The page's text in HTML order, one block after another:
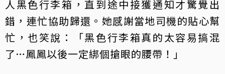
人黑色行李箱，直到途中接獲通知才驚覺出
錯，連忙協助歸還。她感謝當地司機的貼心幫
忙，也笑說：「黑色行李箱真的太容易搞混
了…鳳鳳以後一定綁個搶眼的腰帶！」